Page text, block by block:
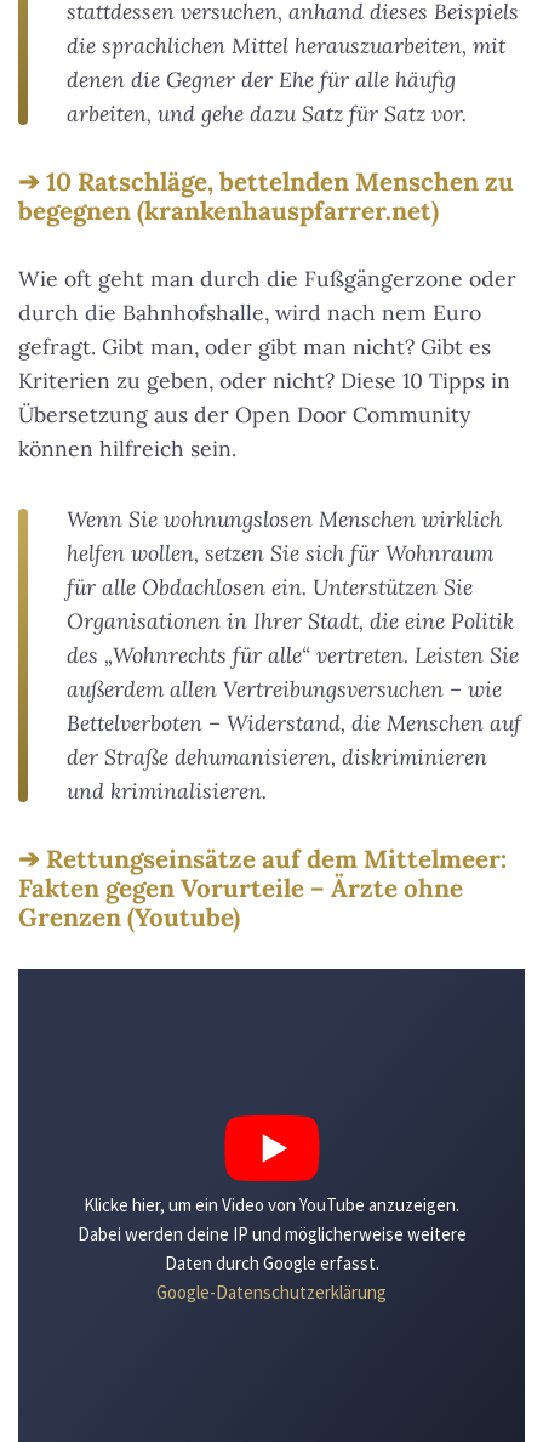
stattdessen versuchen, anhand dieses Beispiels
die sprachlichen Mittel herauszuarbeiten, mit
denen die Gegner der Ehe für alle häufig
arbeiten, und gehe dazu Satz für Satz vor.
10 Ratschläge, bettelnden Menschen zu
begegnen (krankenhauspfarrer.net)
Wie oft geht man durch die Fußgängerzone oder
durch die Bahnhofshalle, wird nach nem Euro
gefragt. Gibt man, oder gibt man nicht? Gibt es
Kriterien zu geben, oder nicht? Diese 10 Tipps in
Übersetzung aus der Open Door Community
können hilfreich sein.
Wenn Sie wohnungslosen Menschen wirklich
helfen wollen, setzen Sie sich für Wohnraum
für alle Obdachlosen ein. Unterstützen Sie
Organisationen in Ihrer Stadt, die eine Politik
des „Wohnrechts für alle“ vertreten. Leisten Sie
außerdem allen Vertreibungsversuchen – wie
Bettelverboten – Widerstand, die Menschen auf
der Straße dehumanisieren, diskriminieren
und kriminalisieren.
Rettungseinsätze auf dem Mittelmeer:
Fakten gegen Vorurteile – Ärzte ohne
Grenzen (Youtube)
Klicke hier, um ein Video von YouTube anzuzeigen.
Dabei werden deine IP und möglicherweise weitere
Daten durch Google erfasst.
Google-Datenschutzerklärung